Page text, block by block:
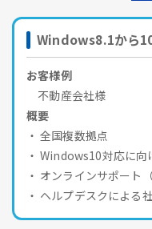
Windows8.1から
お客様例
不動産会社様
概要
全国複数拠点
Windows10対応に向
オンラインサポート
ヘルプデスクによる